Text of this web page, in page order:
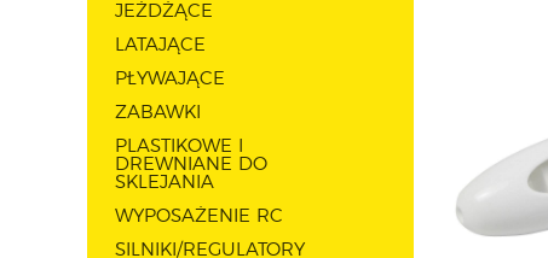
JEŻDŻĄCE
LATAJĄCE
PŁYWAJĄCE
ZABAWKI
PLASTIKOWE I
DREWNIANE DO
SKLEJANIA
WYPOSAŻENIE RC
SILNIKI/REGULATORY